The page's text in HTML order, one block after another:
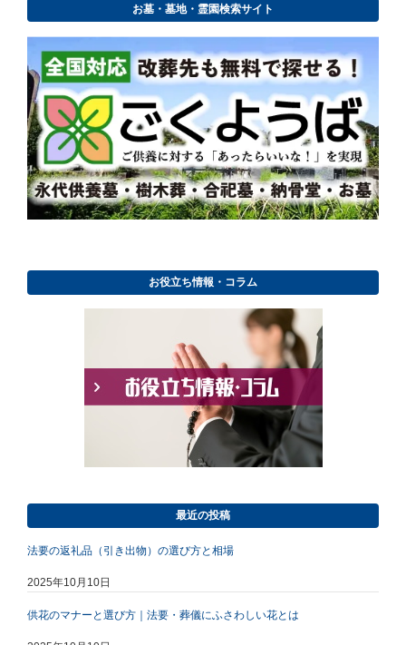
お墓・墓地・霊園検索サイト
お役立ち情報・コラム
最近の投稿
法要の返礼品（引き出物）の選び方と相場
2025年10月10日
供花のマナーと選び方｜法要・葬儀にふさわしい花とは